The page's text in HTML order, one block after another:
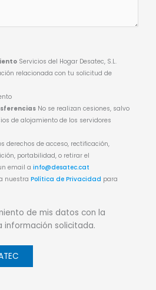
Servicios del Hogar Desatec, S.L.
relacionada con tu solicitud de
No se realizan cesiones, salvo
de alojamiento de los servidores
derechos de acceso, rectificación,
portabilidad, o retirar el
email a info@desatec.cat
nuestra Política de Privacidad para
de mis datos con la
información solicitada.